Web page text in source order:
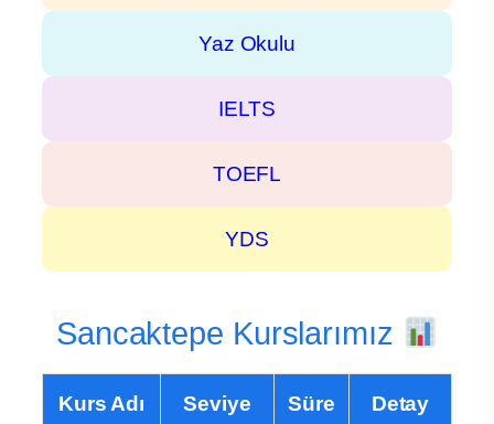
Yaz Okulu
IELTS
TOEFL
YDS
Sancaktepe Kurslarımız
Kurs Adı Seviye Süre Detay